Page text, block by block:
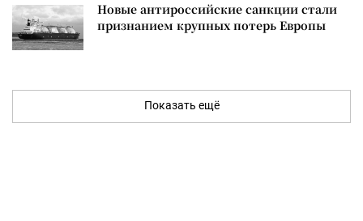
Новые антироссийские санкции стали
признанием крупных потерь Европы
Показать ещё